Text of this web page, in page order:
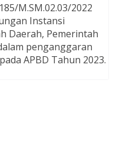
M.SM.02.03/2022
Instansi
Daerah, Pemerintah
penganggaran
APBD Tahun 2023.